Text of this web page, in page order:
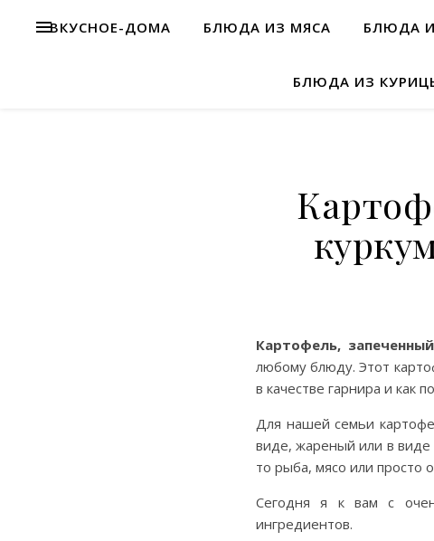
ВКУСНОЕ-ДОМА БЛЮДА ИЗ МЯСА БЛЮДА
БЛЮДА ИЗ
Картофель,
любому блюду. Этот
в качестве гарнира и как
Для нашей семьи
виде, жареный или в виде
то рыба, мясо или просто
Сегодня я к вам с
ингредиентов.